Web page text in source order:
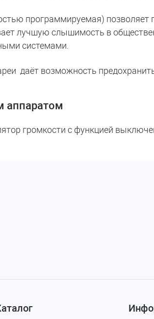
программируемая) позволяет
лучшую слышимость в
системами.
даёт возможность
аппаратом
громкости с функцией